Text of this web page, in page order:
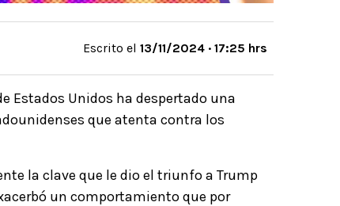
Escrito el 13/11/2024 · 17:25 hrs
Estados Unidos ha despertado una
que atenta contra los
la clave que le dio el triunfo a Trump
un comportamiento que por